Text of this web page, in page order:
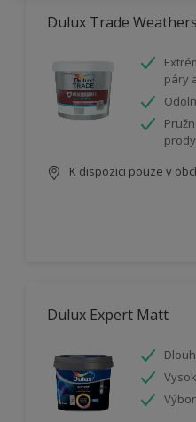
Dulux Trade
páry
K dispozici pouze v
Dulux Expert Matt